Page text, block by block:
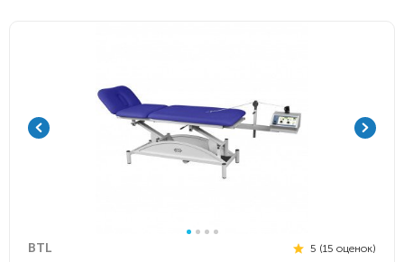
BTL 5 (15 оценок)